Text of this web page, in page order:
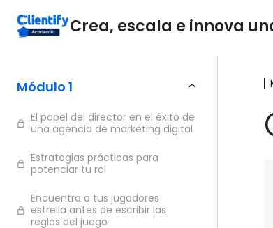
Crea, escala e innova
Módulo 1
El papel del director en el éxito de
una agencia de marketing digital
Estrategias prácticas para
potenciar tu rol
Encuentra a tus jugadores
estrella antes de escribir las
reglas del juego